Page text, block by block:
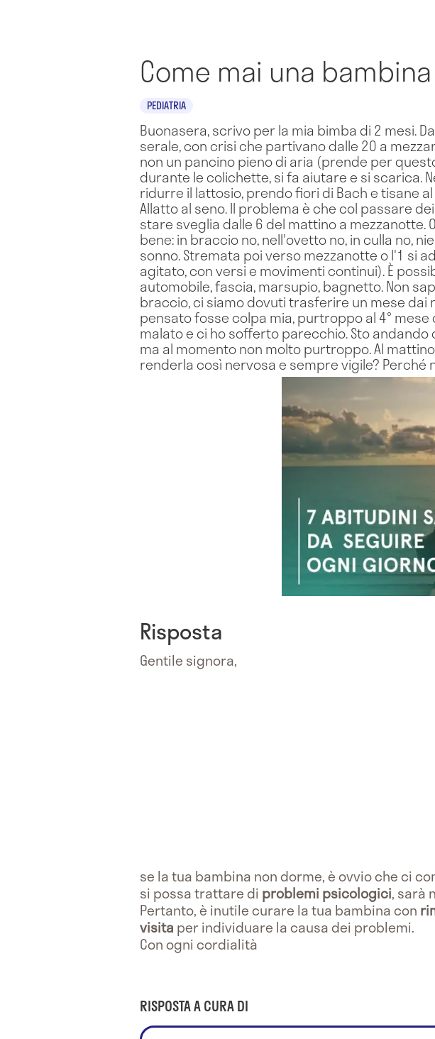
Come mai una
PEDIATRIA
Buonasera, scrivo per la mia bimba di 2 mesi.
serale, con crisi che partivano dalle 20 a
non un pancino pieno di aria (prende per
durante le colichette, si fa aiutare e si scarica.
ridurre il lattosio, prendo fiori di Bach e tisane
Allatto al seno. Il problema è che col passare
stare sveglia dalle 6 del mattino a mezzanotte.
bene: in braccio no, nell'ovetto no, in culla no,
sonno. Stremata poi verso mezzanotte o l'1 si
agitato, con versi e movimenti continui). È
automobile, fascia, marsupio, bagnetto. Non
braccio, ci siamo dovuti trasferire un mese
pensato fosse colpa mia, purtroppo al 4°
malato e ci ho sofferto parecchio. Sto
ma al momento non molto purtroppo. Al
renderla così nervosa e sempre vigile? Perché
Risposta
Gentile signora,
se la tua bambina non dorme, è ovvio che ci
si possa trattare di problemi psicologici, sarà
Pertanto, è inutile curare la tua bambina con
visita per individuare la causa dei problemi.
Con ogni cordialità
RISPOSTA A CURA DI